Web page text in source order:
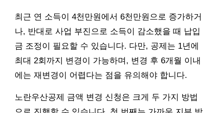
최근 연 소득이 4천만원에서 6천만원으로 증가하거
나, 반대로 사업 부진으로 소득이 감소했을 때 납입
금 조정이 필요할 수 있습니다. 다만, 공제는 1년에
최대 2회까지 변경이 가능하며, 변경 후 6개월 이내
에는 재변경이 어렵다는 점을 유의해야 합니다.
노란우산공제 금액 변경 신청은 크게 두 가지 방법